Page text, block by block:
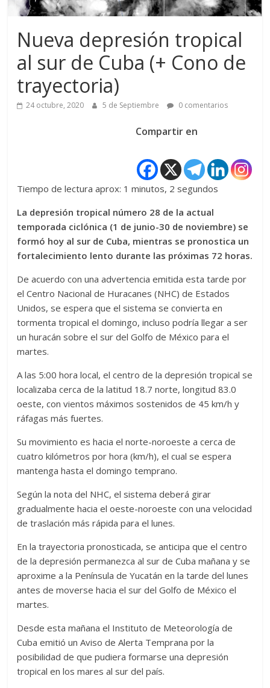
Nueva depresión tropical
al sur de Cuba (+ Cono de
trayectoria)
24 octubre, 2020 5 de Septiembre 0 comentarios
Compartir en
Tiempo de lectura aprox: 1 minutos, 2 segundos
La depresión tropical número 28 de la actual
temporada ciclónica (1 de junio-30 de noviembre) se
formó hoy al sur de Cuba, mientras se pronostica un
fortalecimiento lento durante las próximas 72 horas.
De acuerdo con una advertencia emitida esta tarde por
el Centro Nacional de Huracanes (NHC) de Estados
Unidos, se espera que el sistema se convierta en
tormenta tropical el domingo, incluso podría llegar a ser
un huracán sobre el sur del Golfo de México para el
martes.
A las 5:00 hora local, el centro de la depresión tropical se
localizaba cerca de la latitud 18.7 norte, longitud 83.0
oeste, con vientos máximos sostenidos de 45 km/h y
ráfagas más fuertes.
Su movimiento es hacia el norte-noroeste a cerca de
cuatro kilómetros por hora (km/h), el cual se espera
mantenga hasta el domingo temprano.
Según la nota del NHC, el sistema deberá girar
gradualmente hacia el oeste-noroeste con una velocidad
de traslación más rápida para el lunes.
En la trayectoria pronosticada, se anticipa que el centro
de la depresión permanezca al sur de Cuba mañana y se
aproxime a la Península de Yucatán en la tarde del lunes
antes de moverse hacia el sur del Golfo de México el
martes.
Desde esta mañana el Instituto de Meteorología de
Cuba emitió un Aviso de Alerta Temprana por la
posibilidad de que pudiera formarse una depresión
tropical en los mares al sur del país.